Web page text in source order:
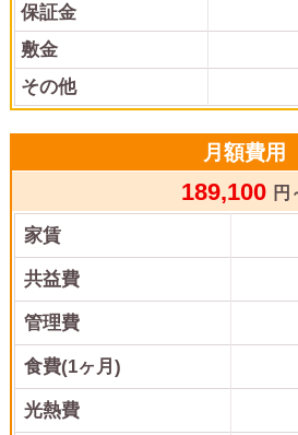
保証金
敷金
その他
月額費用
189,100 円
家賃
共益費
管理費
食費(1ヶ月)
光熱費